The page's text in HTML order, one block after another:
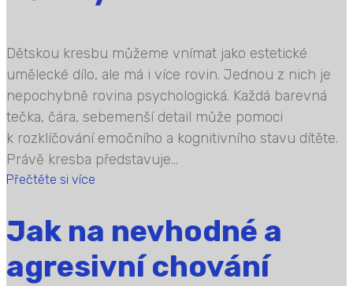
Dětskou kresbu můžeme vnímat jako estetické
umělecké dílo, ale má i více rovin. Jednou z nich je
nepochybně rovina psychologická. Každá barevná
tečka, čára, sebemenší detail může pomoci
k rozklíčování emočního a kognitivního stavu dítěte.
Právě kresba představuje...
Přečtěte si více
Jak na nevhodné a
agresivní chování